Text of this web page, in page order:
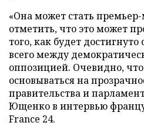
«Она может стать
отметить, что это может
того, как будет достигнуто
всего между
оппозицией. Очевидно,
основываться на
правительства и
Ющенко в интервью
France 24.